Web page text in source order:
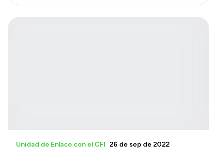
Unidad de Enlace con el CFI 26 de sep de 2022